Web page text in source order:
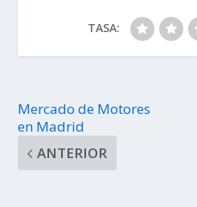
TASA:
Mercado de Motores
en Madrid
ANTERIOR